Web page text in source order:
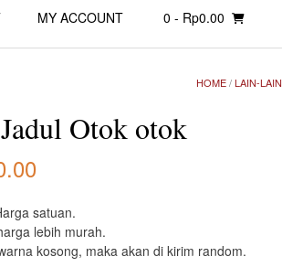
MY ACCOUNT 0 - Rp0.00
HOME/LAIN-LAIN
Otok otok
satuan.
lebih murah.
kosong, maka akan di kirim random.